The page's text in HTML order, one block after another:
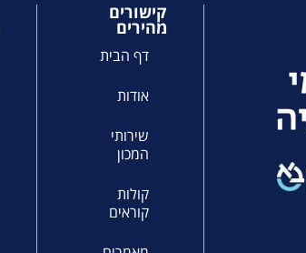
קישורים
מהירים
דף הבית
אודות
שירותי
המכון
קולות
קוראים